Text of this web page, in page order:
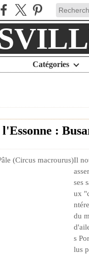
Catégories
:
Il
ses
ux
du
s
lus